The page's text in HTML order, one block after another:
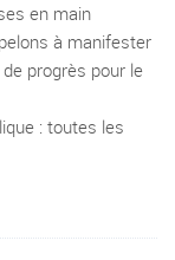
en main
à manifester
progrès pour le
: toutes les